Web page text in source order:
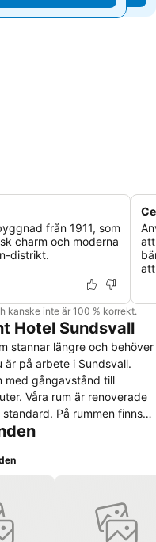
från 1911, som
charm och moderna
distrikt.
kanske inte är 100 % korrekt.
Hotel Sundsvall
stannar längre och behöver
på arbete i Sundsvall.
med gångavstånd till
På rummen finns
TV, micro,
handdukar byts ut. I
med två spisar. Allt för din